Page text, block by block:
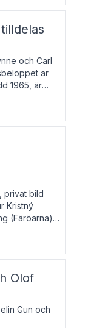
och Carl
är
1965, är
antikens
privat bild
Kristný
(Färöarna)
med
upp på
och
Olof
Gun och